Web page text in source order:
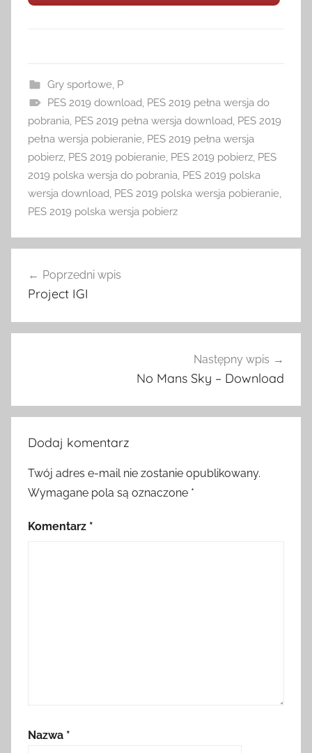
Gry sportowe, P
PES 2019 download, PES 2019 pełna wersja do
pobrania, PES 2019 pełna wersja download, PES 2019
pełna wersja pobieranie, PES 2019 pełna wersja
pobierz, PES 2019 pobieranie, PES 2019 pobierz, PES
2019 polska wersja do pobrania, PES 2019 polska
wersja download, PES 2019 polska wersja pobieranie,
PES 2019 polska wersja pobierz
wpisu
Poprzedni wpis
Project IGI
Następny wpis
No Mans Sky – Download
Dodaj komentarz
Twój adres e-mail nie zostanie opublikowany.
Wymagane pola są oznaczone *
Komentarz *
Nazwa *